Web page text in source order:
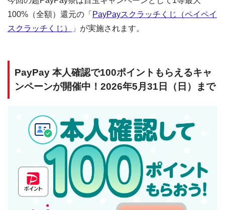
100%（全額）還元の「 PayPayスクラッチくじ（ペイペイ
スクラッチくじ）
」が実施されます。
PayPay 本人確認で100ポイントもらえるキャ
ンペーンが開催中！2026年5月31日（日）まで